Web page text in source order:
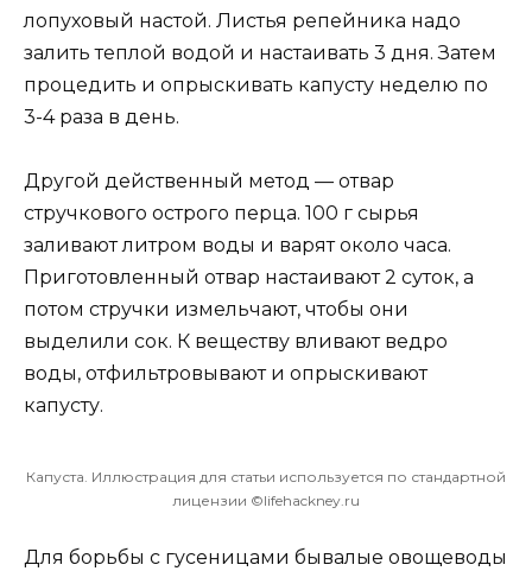
лопуховый настой. Листья репейника надо
залить теплой водой и настаивать 3 дня. Затем
процедить и опрыскивать капусту неделю по
3-4 раза в день.
Другой действенный метод — отвар
стручкового острого перца. 100 г сырья
заливают литром воды и варят около часа.
Приготовленный отвар настаивают 2 суток, а
потом стручки измельчают, чтобы они
выделили сок. К веществу вливают ведро
воды, отфильтровывают и опрыскивают
капусту.
Капуста. Иллюстрация для статьи используется по стандартной
лицензии ©lifehackney.ru
Для борьбы с гусеницами бывалые овощеводы